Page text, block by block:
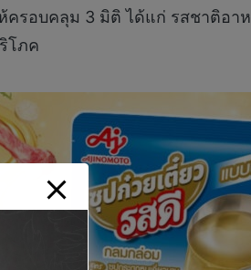
ครอบคลุม 3 มิติ ได้แก่ รสชาติอา
โภค